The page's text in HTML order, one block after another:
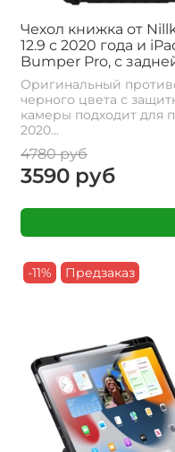
Чехол книжка от
12.9 с 2020 года и
Bumper Pro, с
Оригинальный
черного цвета с
камеры подходит для
2020...
4780 руб
3590 руб
-11% Предзаказ